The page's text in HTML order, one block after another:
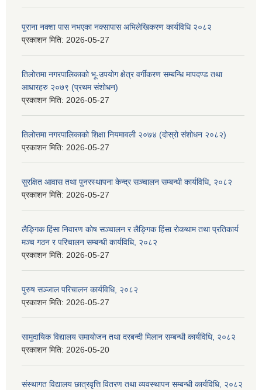
पुराना नक्शा पास नभएका नक्सापास अभिलेखिकरण कार्यविधि २०८२
प्रकाशन मिति: 2026-05-27
तिलोत्तमा नगरपालिकाको भू-उपयोग क्षेत्र वर्गीकरण सम्बन्धि मापदण्ड तथा
आधारहरु २०७९ (प्रथम संशोधन)
प्रकाशन मिति: 2026-05-27
तिलोत्तमा नगरपालिकाको शिक्षा नियमावली २०७४ (दोस्रो संशोधन २०८२)
प्रकाशन मिति: 2026-05-27
सुरक्षित आवास तथा पुनरस्थापना केन्द्र सञ्चालन सम्बन्धी कार्यविधि, २०८२
प्रकाशन मिति: 2026-05-27
लैङ्गिक हिंसा निवारण कोष सञ्चालन र लैङ्गिक हिंसा रोकथाम तथा प्रतिकार्य
मञ्च गठन र परिचालन सम्बन्धी कार्यविधि, २०८२
प्रकाशन मिति: 2026-05-27
पुरुष सञ्जाल परिचालन कार्यविधि, २०८२
प्रकाशन मिति: 2026-05-27
सामुदायिक विद्यालय समायोजन तथा दरबन्दी मिलान सम्बन्धी कार्यविधि, २०८२
प्रकाशन मिति: 2026-05-20
संस्थागत विद्यालय छात्रवृत्ति वितरण तथा व्यवस्थापन सम्बन्धी कार्यविधि, २०८२